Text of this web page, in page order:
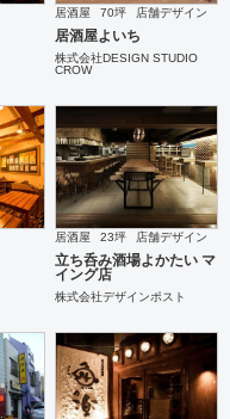
居酒屋 70坪 店舗デザイン
居酒屋よいち
株式会社DESIGN STUDIO
CROW
居酒屋 23坪 店舗デザイン
立ち呑み酒場よかたい マ
イング店
株式会社デザインポスト